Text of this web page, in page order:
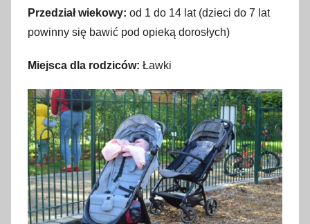
Przedział wiekowy: od 1 do 14 lat (dzieci do 7 lat
powinny się bawić pod opieką dorosłych)
Miejsca dla rodziców: Ławki